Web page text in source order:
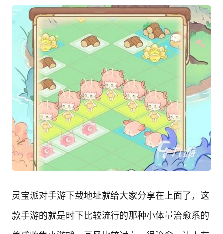
灵宝派对手游下载地址就给大家分享在上面了，这
款手游的就是时下比较流行的那种小体量治愈系的